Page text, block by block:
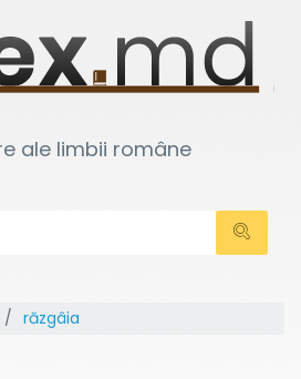
ale limbii române
răzgâia